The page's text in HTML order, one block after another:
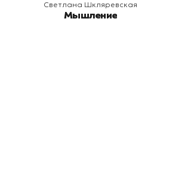
Светлана Шкляревская
Мышление